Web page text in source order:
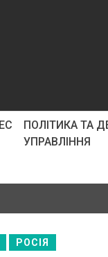
ПОЛІТИКА ТА
УПРАВЛІННЯ
РОСІЯ